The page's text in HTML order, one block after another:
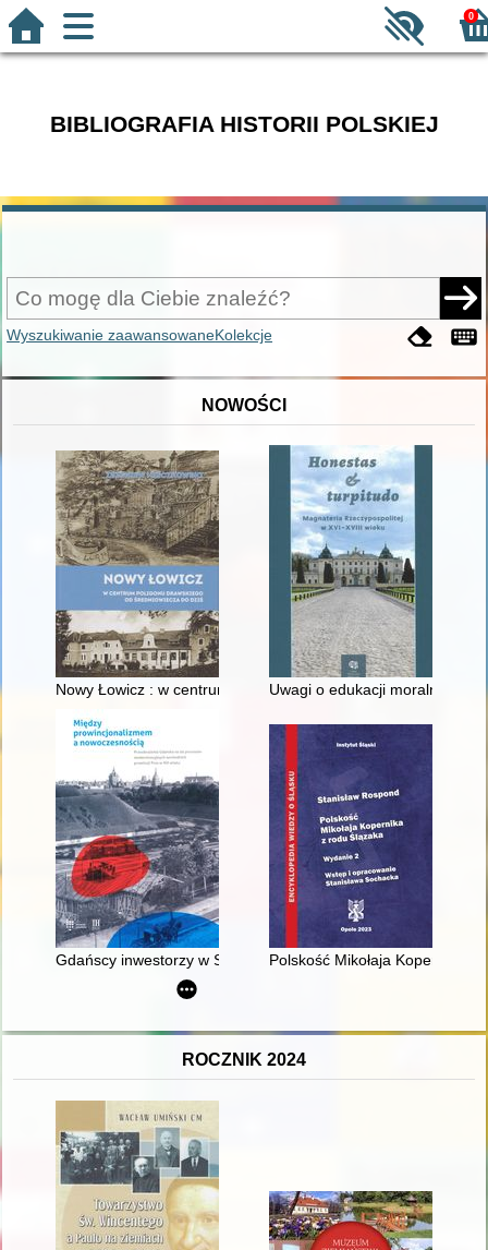
0
BIBLIOGRAFIA HISTORII POLSKIEJ
Wyszukiwanie zaawansowaneKolekcje
NOWOŚCI
Nowy Łowicz : w centrum poligonu drawskiego od
Uwagi o edukacji moralnej
Gdańscy inwestorzy w Sopocie : prestiż finansowy i
Polskość Mikołaja Kopernika z
ROCZNIK 2024